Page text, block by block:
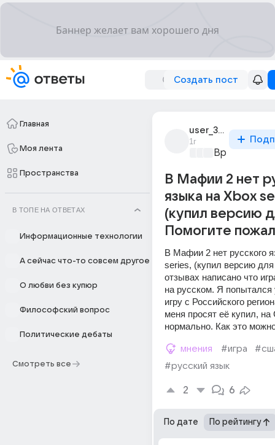
Создать пост
Главная
Моя лента
Пространства
В ТОПЕ НА ОТВЕТАХ
Информационные технологии
А сейчас что-то совсем другое
О любви без купюр
Философский вопрос
Политические дебаты
Смотреть все
user_319197096
1г
Время игр
В Мафии 2 нет
языка на Xbox
(купил версию
Помогите
В Мафии 2 нет русского
series, (купил версию
отзывах написано что
на русском. Я попытался
игру с Российского
меня просят её купил,
нормально. Как это
мнения #игра
#русский язык
2 6
По дате По рейтингу